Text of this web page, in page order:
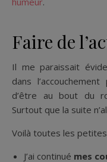
Faire de
Il me paraissait
dans
d’être au bout du
Surtout que la suite
Voilà toutes les
J’ai continué mes